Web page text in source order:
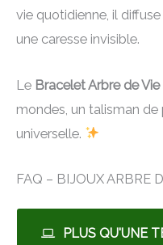
vie quotidienne, il
une caresse invisible.
Le Bracelet Arbre de Vie
mondes, un talisman de
universelle.
FAQ – BIJOUX ARBRE
PLUS QU'UNE